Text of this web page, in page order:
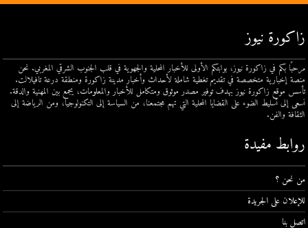
زاكورة نيوز
مرحبًا بكم في زاكورة نيوز، بوابتكم الأولى للأخبار المحلية والجهوية في قلب الجنوب الشرقي المغربي. نحن
منصة إخبارية متخصصة في تقديم تغطية شاملة لأحداث وأخبار مدينة زاكورة ومنطقة درعة تافيلالت.
تأسس موقع زاكورة نيوز بهدف توفير مصدر موثوق ومتكامل للأخبار والمعلومات، يجمع بين المهنية والدقة.
نسعى إلى تسليط الضوء على القضايا المحلية التي تهم مجتمعنا، من السياسة إلى التكنولوجيا، ومن الرياضة إلى
الثقافة والفن.
روابط مفيدة
من نحن ؟
للإعلان على الجريدة
اتصل بنا